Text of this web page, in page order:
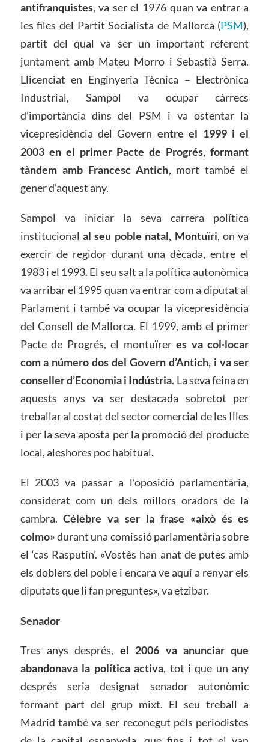
antifranquistes, va ser el 1976 quan va entrar a
les files del Partit Socialista de Mallorca (PSM),
partit del qual va ser un important referent
juntament amb Mateu Morro i Sebastià Serra.
Llicenciat en Enginyeria Tècnica – Electrònica
Industrial, Sampol va ocupar càrrecs
d’importància dins del PSM i va ostentar la
vicepresidència del Govern entre el 1999 i el
2003 en el primer Pacte de Progrés, formant
tàndem amb Francesc Antich, mort també el
gener d’aquest any.
Sampol va iniciar la seva carrera política
institucional al seu poble natal, Montuïri, on va
exercir de regidor durant una dècada, entre el
1983 i el 1993. El seu salt a la política autonòmica
va arribar el 1995 quan va entrar com a diputat al
Parlament i també va ocupar la vicepresidència
del Consell de Mallorca. El 1999, amb el primer
Pacte de Progrés, el montuïreres va col·locar
com a número dos del Govern d’Antich, i va ser
conseller d’Economia i Indústria. La seva feina en
aquests anys va ser destacada sobretot per
treballar al costat del sector comercial de les Illes
i per la seva aposta per la promoció del producte
local, aleshores poc habitual.
El 2003 va passar a l’oposició parlamentària,
considerat com un dels millors oradors de la
cambra.Célebre va ser la frase «això és es
colmo»durant una comissió parlamentària sobre
el ‘cas Rasputín’. «Vostès han anat de putes amb
els doblers del poble i encara ve aquí a renyar els
diputats que li fan preguntes», va etzibar.
Senador
Tres anys després, el 2006 va anunciar que
abandonava la política activa, tot i que un any
després seria designat senador autonòmic
formant part del grup mixt. El seu treball a
Madrid també va ser reconegut pels periodistes